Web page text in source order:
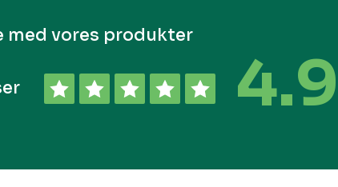
med vores produkter
4.9